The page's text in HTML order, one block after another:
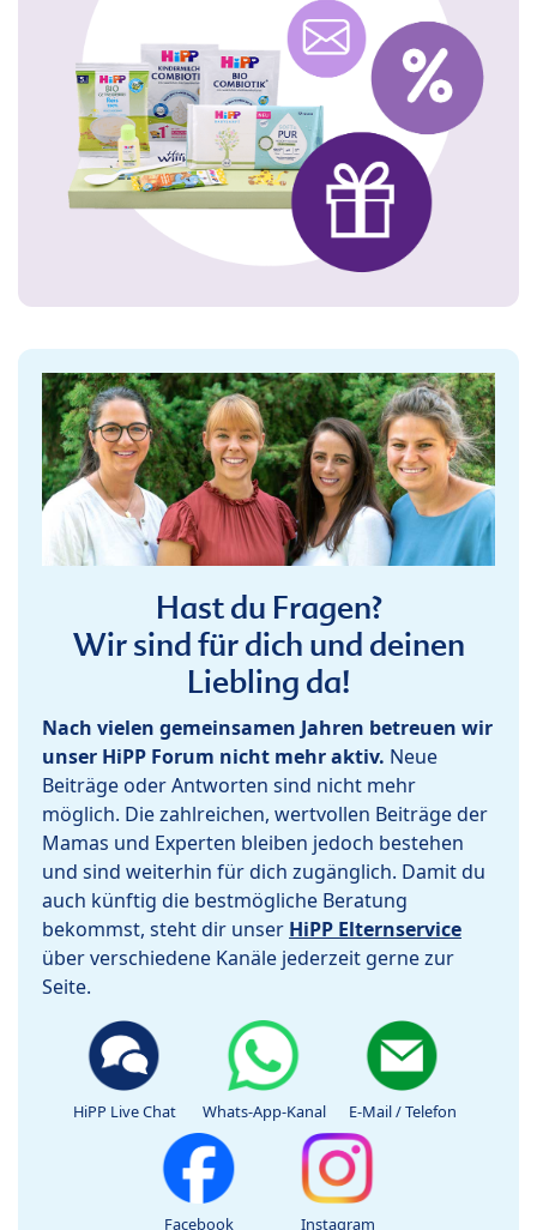
Hast du Fragen?
Wir sind für dich und deinen
Liebling da!
Nach vielen gemeinsamen Jahren betreuen wir
unser HiPP Forum nicht mehr aktiv. Neue
Beiträge oder Antworten sind nicht mehr
möglich. Die zahlreichen, wertvollen Beiträge der
Mamas und Experten bleiben jedoch bestehen
und sind weiterhin für dich zugänglich. Damit du
auch künftig die bestmögliche Beratung
bekommst, steht dir unser HiPP Elternservice
über verschiedene Kanäle jederzeit gerne zur
Seite.
HiPP Live Chat Whats-App-Kanal E-Mail / Telefon
Facebook Instagram